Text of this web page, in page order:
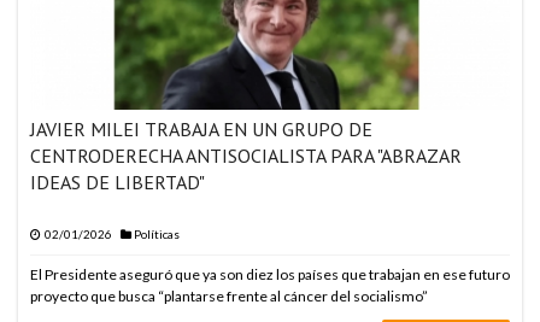
JAVIER MILEI TRABAJA EN UN GRUPO DE
CENTRODERECHA ANTISOCIALISTA PARA "ABRAZAR
IDEAS DE LIBERTAD"
02/01/2026 Políticas
El Presidente aseguró que ya son diez los países que trabajan en ese futuro
proyecto que busca “plantarse frente al cáncer del socialismo”